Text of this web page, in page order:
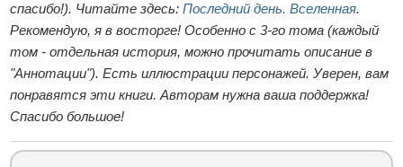
спасибо!). Читайте здесь:Последний день. Вселенная.
Рекомендую, я в восторге! Особенно с 3-го тома (каждый
том - отдельная история, можно прочитать описание в
"Аннотации"). Есть иллюстрации персонажей. Уверен, вам
понравятся эти книги. Авторам нужна ваша поддержка!
Спасибо большое!